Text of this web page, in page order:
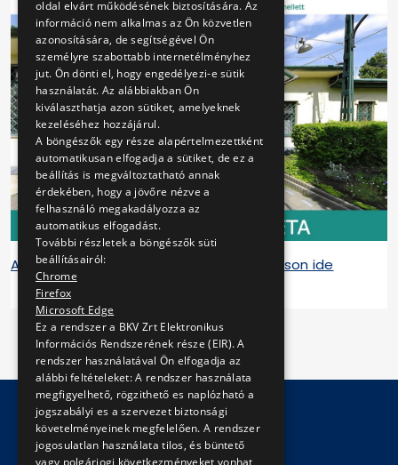
A virtuális túra megtekintéséhez kattintson ide
© Copyright 2026 BKV Zrt.
oldal elvárt működésének biztosítására. Az
információ nem alkalmas az Ön közvetlen
azonosítására, de segítségével Ön
személyre szabottabb internetélményhez
jut. Ön dönti el, hogy engedélyezi-e sütik
használatát. Az alábbiakban Ön
kiválaszthatja azon sütiket, amelyeknek
kezeléséhez hozzájárul.
A böngészők egy része alapértelmezettként
automatikusan elfogadja a sütiket, de ez a
beállítás is megváltoztatható annak
érdekében, hogy a jövőre nézve a
felhasználó megakadályozza az
automatikus elfogadást.
További részletek a böngészők süti
beállításairól:
Chrome
Firefox
Microsoft Edge
Ez a rendszer a BKV Zrt Elektronikus
Információs Rendszerének része (EIR). A
rendszer használatával Ön elfogadja az
alábbi feltételeket: A rendszer használata
megfigyelhető, rögzithető es naplózható a
jogszabályi es a szervezet biztonsági
követelményeinek megfelelően. A rendszer
jogosulatlan használata tilos, és büntető
vagy polgárjogi következményeket vonhat